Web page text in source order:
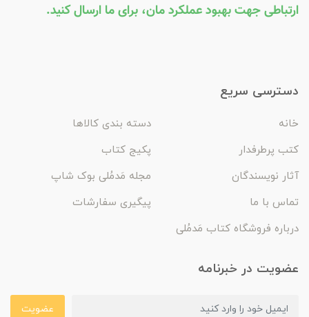
ارتباطی جهت بهبود عملکرد مان، برای ما ارسال کنید.
دسترسی سریع
خانه
دسته بندی کالاها
کتب پرطرفدار
پکیج کتاب
آثار نویسندگان
مجله مَدمُلی بوک شاپ
تماس با ما
پیگیری سفارشات
درباره فروشگاه کتاب مَدمُلی
عضویت در خبرنامه
عضویت